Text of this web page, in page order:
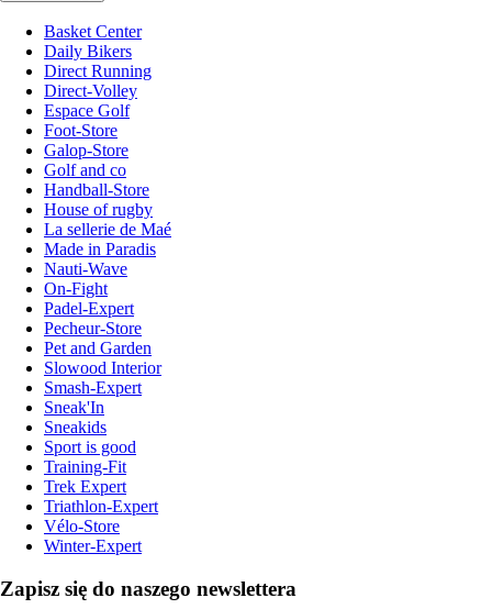
Basket Center
Daily Bikers
Direct Running
Direct-Volley
Espace Golf
Foot-Store
Galop-Store
Golf and co
Handball-Store
House of rugby
La sellerie de Maé
Made in Paradis
Nauti-Wave
On-Fight
Padel-Expert
Pecheur-Store
Pet and Garden
Slowood Interior
Smash-Expert
Sneak'In
Sneakids
Sport is good
Training-Fit
Trek Expert
Triathlon-Expert
Vélo-Store
Winter-Expert
Zapisz się do naszego newslettera